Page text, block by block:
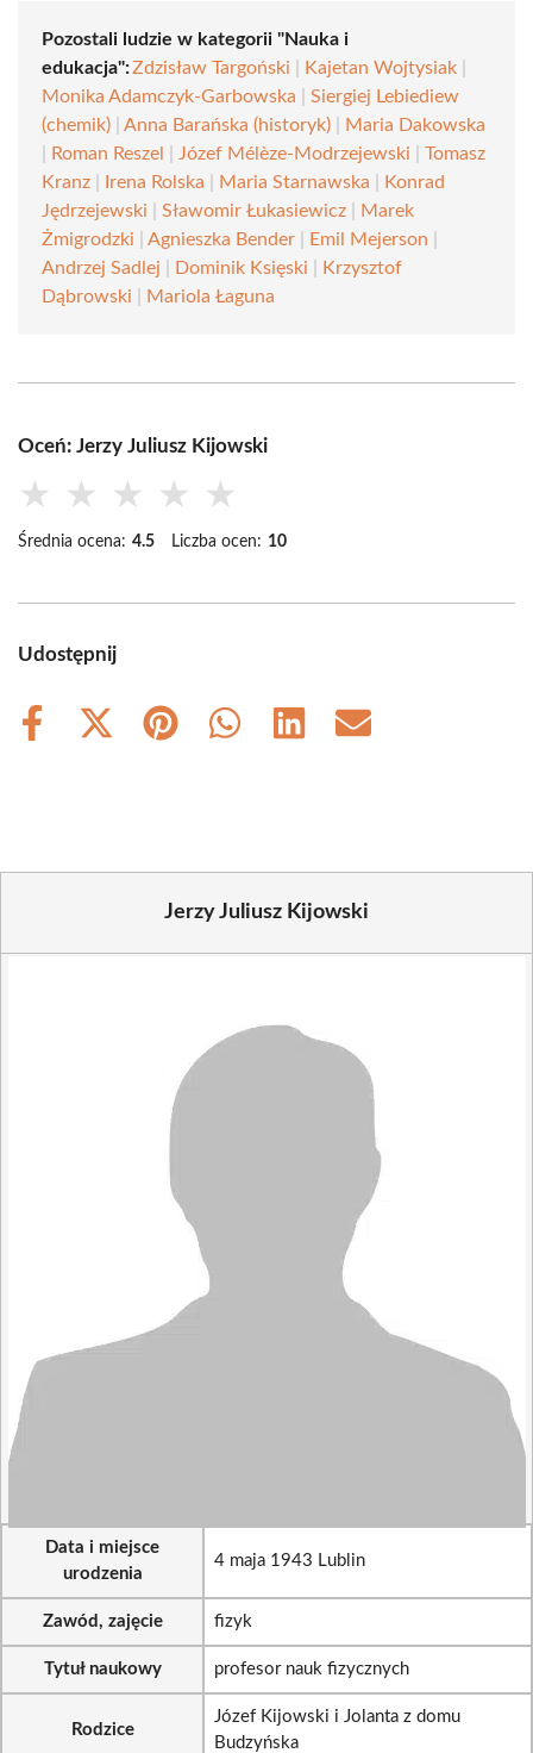
Pozostali ludzie w kategorii "Nauka i
edukacja":Zdzisław Targoński Kajetan Wojtysiak
Monika Adamczyk-Garbowska
Siergiej Lebiediew
(chemik)
Anna Barańska (historyk)
Maria Dakowska
Roman Reszel Józef Mélèze-Modrzejewski
Tomasz
Kranz
Irena Rolska Maria Starnawska
Konrad
Jędrzejewski
Sławomir Łukasiewicz
Marek
Żmigrodzki
Agnieszka Bender Emil Mejerson
Andrzej Sadlej
Dominik Księski
Krzysztof
Dąbrowski
Mariola Łaguna
Oceń: Jerzy Juliusz Kijowski
★ ★ ★ ★ ★
Średnia ocena: 4.5 Liczba ocen: 10
Udostępnij
Share
Share
Share
Share
Share
Share
Jerzy Juliusz Kijowski
Data i miejsce
urodzenia
4 maja 1943 Lublin
Zawód, zajęcie fizyk
Tytuł naukowy profesor nauk fizycznych
Rodzice
Józef Kijowski i Jolanta z domu
Budzyńska